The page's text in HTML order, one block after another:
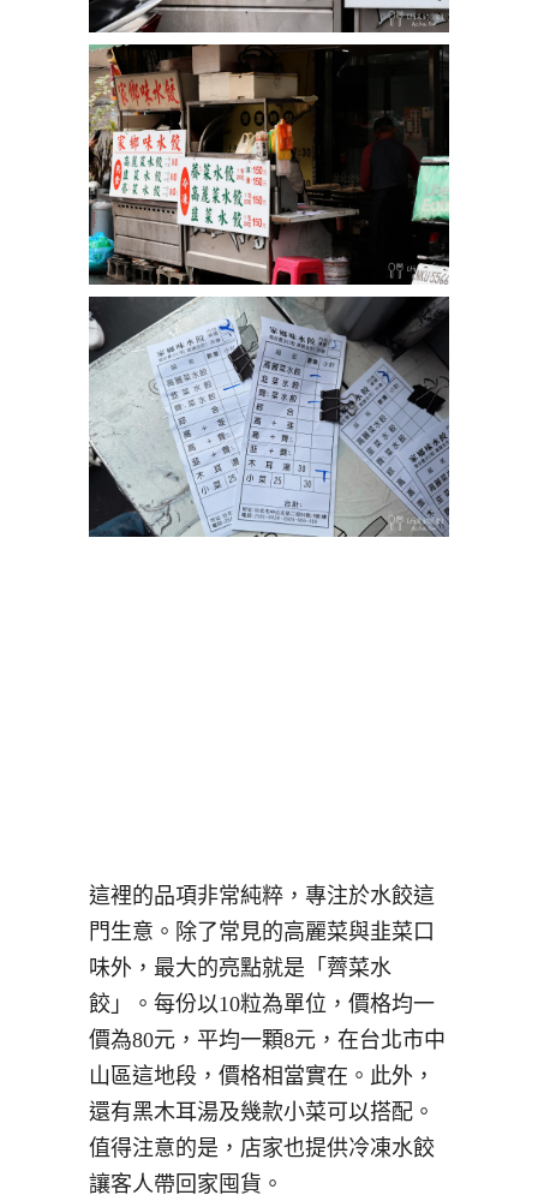
這裡的品項非常純粹，專注於水餃這
門生意。除了常見的高麗菜與韭菜口
味外，最大的亮點就是「薺菜水
餃」。每份以10粒為單位，價格均一
價為80元，平均一顆8元，在台北市中
山區這地段，價格相當實在。此外，
還有黑木耳湯及幾款小菜可以搭配。
值得注意的是，店家也提供冷凍水餃
讓客人帶回家囤貨。